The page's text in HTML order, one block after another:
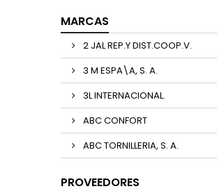
MARCAS
2 JAL REP.Y DIST.COOP.V.
3 M ESPA\A, S. A.
3L INTERNACIONAL.
ABC CONFORT
ABC TORNILLERIA, S. A.
PROVEEDORES